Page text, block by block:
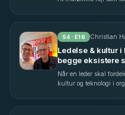
S4 · E16 Christian
Ledelse & kultur
begge eksistere
Have (S4 E16)
Når en leder skal
kultur og teknologi i